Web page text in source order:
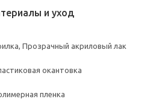
и уход
Прозрачный акриловый лак
окантовка
пленка